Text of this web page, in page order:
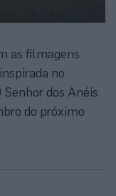
as filmagens
no
dos Anéis
do próximo